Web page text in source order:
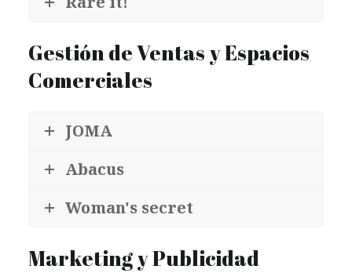
Gestión de Ventas y Espacios
Comerciales
JOMA
Abacus
Woman's secret
Marketing y Publicidad